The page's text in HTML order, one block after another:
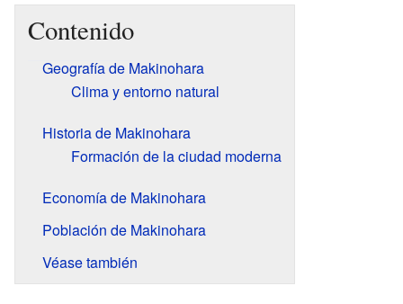
Contenido
Geografía de Makinohara
Clima y entorno natural
Historia de Makinohara
Formación de la ciudad moderna
Economía de Makinohara
Población de Makinohara
Véase también